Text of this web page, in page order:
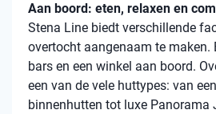
Aan boord: eten, relaxen en
Stena Line biedt verschillende
overtocht aangenaam te maken.
bars en een winkel aan boord.
een van de vele huttypes: van
binnenhutten tot luxe Panorama